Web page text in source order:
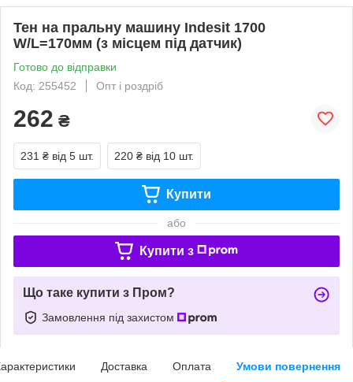
Тен на пральну машину Indesit 1700
W/L=170мм (з місцем під датчик)
Готово до відправки
Код: 255452
Опт і роздріб
262 ₴
231 ₴ від 5 шт. 220 ₴ від 10 шт.
Купити
або
Купити з
Що таке купити з Пром?
Замовлення під захистом
Доставка Оплата Умови повернення